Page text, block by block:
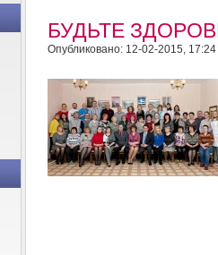
БУДЬТЕ
Опубликовано: 12-02-2015, 17:24